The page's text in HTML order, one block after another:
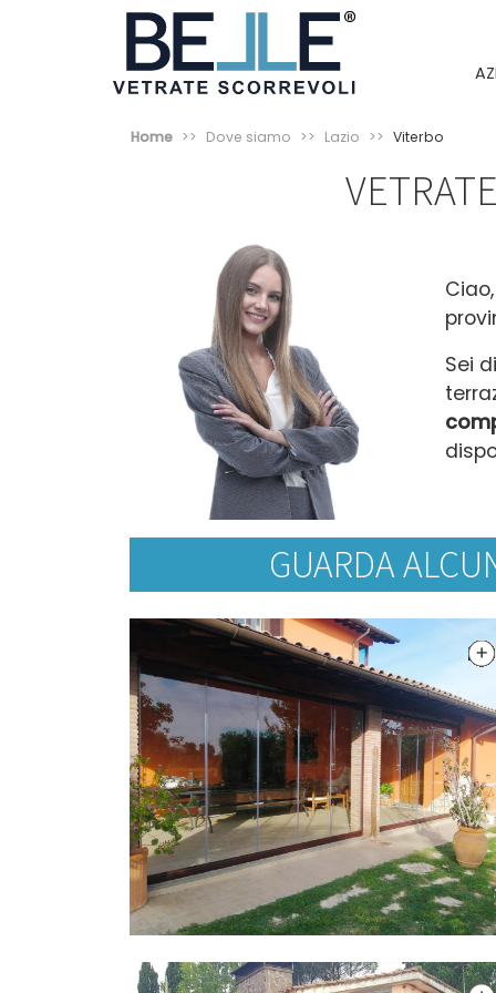
Home Dove siamo Lazio Viterbo
Sei
GUARDA